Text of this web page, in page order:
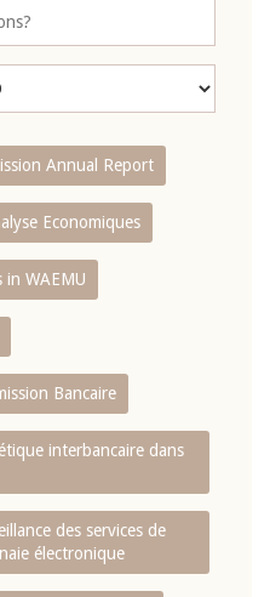
Annual Report
Economiques
in WAEMU
Bancaire
interbancaire dans
des services de
électronique